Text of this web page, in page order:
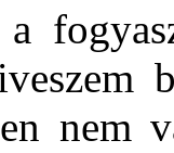
nem